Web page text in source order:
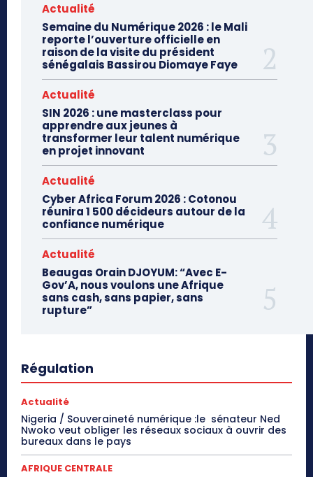
Actualité
Semaine du Numérique 2026 : le Mali
reporte l’ouverture officielle en
raison de la visite du président
sénégalais Bassirou Diomaye Faye
Actualité
SIN 2026 : une masterclass pour
apprendre aux jeunes à
transformer leur talent numérique
en projet innovant
Actualité
Cyber Africa Forum 2026 : Cotonou
réunira 1 500 décideurs autour de la
confiance numérique
Actualité
Beaugas Orain DJOYUM: “Avec E-
Gov’A, nous voulons une Afrique
sans cash, sans papier, sans
rupture”
Régulation
Actualité
Nigeria / Souveraineté numérique :le sénateur Ned
Nwoko veut obliger les réseaux sociaux à ouvrir des
bureaux dans le pays
AFRIQUE CENTRALE